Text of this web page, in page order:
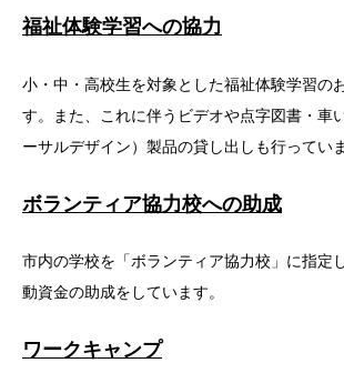
福祉体験学習への協力
小・中・高校生を対象とした福祉体験学習の
す。また、これに伴うビデオや点字図書・車
ーサルデザイン）製品の貸し出しも行っていま
ボランティア協力校への助成
市内の学校を「ボランティア協力校」に指定
動資金の助成をしています。
ワークキャンプ